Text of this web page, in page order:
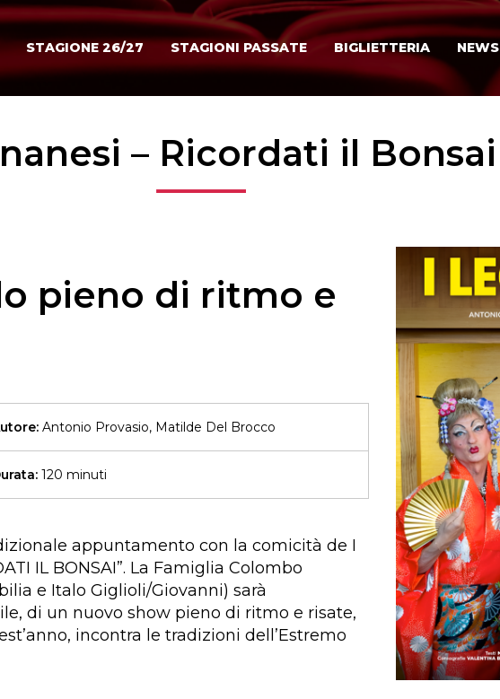
STAGIONE 26/27 STAGIONI PASSATE BIGLIETTERIA NEWS
– Ricordati il Bonsai
pieno di ritmo e
Antonio Provasio, Matilde Del Brocco
120 minuti
appuntamento con la comicità de I
IL BONSAI”. La Famiglia Colombo
e Italo Giglioli/Giovanni) sarà
di un nuovo show pieno di ritmo e risate,
incontra le tradizioni dell’Estremo